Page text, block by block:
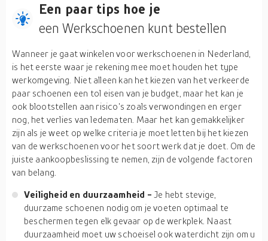
Een paar tips hoe je
een Werkschoenen kunt bestellen
Wanneer je gaat winkelen voor werkschoenen in Nederland,
is het eerste waar je rekening mee moet houden het type
werkomgeving. Niet alleen kan het kiezen van het verkeerde
paar schoenen een tol eisen van je budget, maar het kan je
ook blootstellen aan risico's zoals verwondingen en erger
nog, het verlies van ledematen. Maar het kan gemakkelijker
zijn als je weet op welke criteria je moet letten bij het kiezen
van de werkschoenen voor het soort werk dat je doet. Om de
juiste aankoopbeslissing te nemen, zijn de volgende factoren
van belang.
Veiligheid en duurzaamheid - Je hebt stevige,
duurzame schoenen nodig om je voeten optimaal te
beschermen tegen elk gevaar op de werkplek. Naast
duurzaamheid moet uw schoeisel ook waterdicht zijn om u